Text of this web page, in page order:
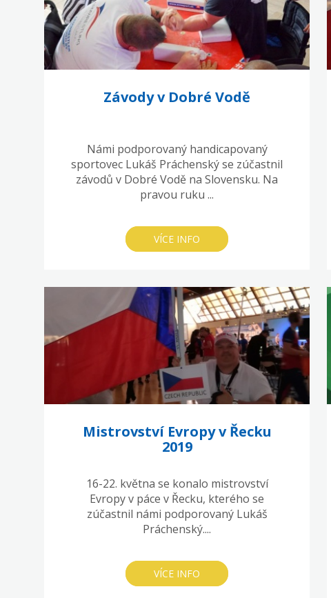
Závody v Dobré Vodě
Námi podporovaný handicapovaný
sportovec Lukáš Práchenský se zúčastnil
závodů v Dobré Vodě na Slovensku. Na
pravou ruku ...
VÍCE INFO
Mistrovství Evropy v Řecku
2019
16-22. května se konalo mistrovství
Evropy v páce v Řecku, kterého se
zúčastnil námi podporovaný Lukáš
Práchenský....
VÍCE INFO